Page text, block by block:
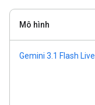
Mô hình
Gemini 3.1 Flash Live